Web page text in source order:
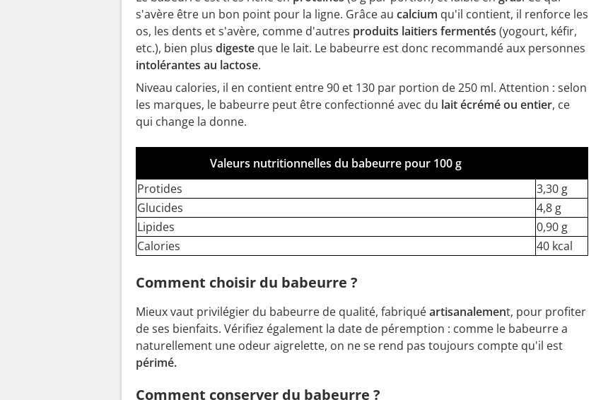
s'avère être un bon point pour la ligne. Grâce au calcium qu'il contient, il renforce les
os, les dents et s'avère, comme d'autres produits laitiers fermentés (yogourt, kéfir,
etc.), bien plus digeste que le lait. Le babeurre est donc recommandé aux personnes
intolérantes au lactose.
Niveau calories, il en contient entre 90 et 130 par portion de 250 ml. Attention : selon
les marques, le babeurre peut être confectionné avec du lait écrémé ou entier, ce
qui change la donne.
Valeurs nutritionnelles du babeurre pour 100 g
Protides
3,30 g
Glucides
4,8 g
Lipides
0,90 g
Calories
40 kcal
Comment choisir du babeurre ?
Mieux vaut privilégier du babeurre de qualité, fabriquéartisanalement, pour profiter
de ses bienfaits. Vérifiez également la date de péremption : comme le babeurre a
naturellement une odeur aigrelette, on ne se rend pas toujours compte qu'il est
périmé.
Comment conserver du babeurre ?